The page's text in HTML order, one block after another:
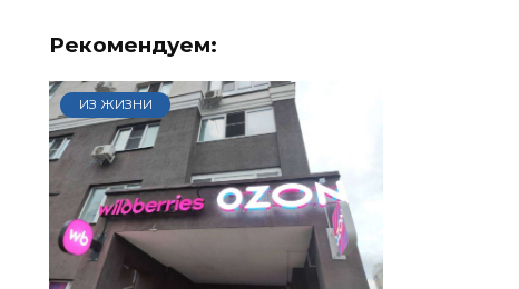
Рекомендуем:
ИЗ ЖИЗНИ